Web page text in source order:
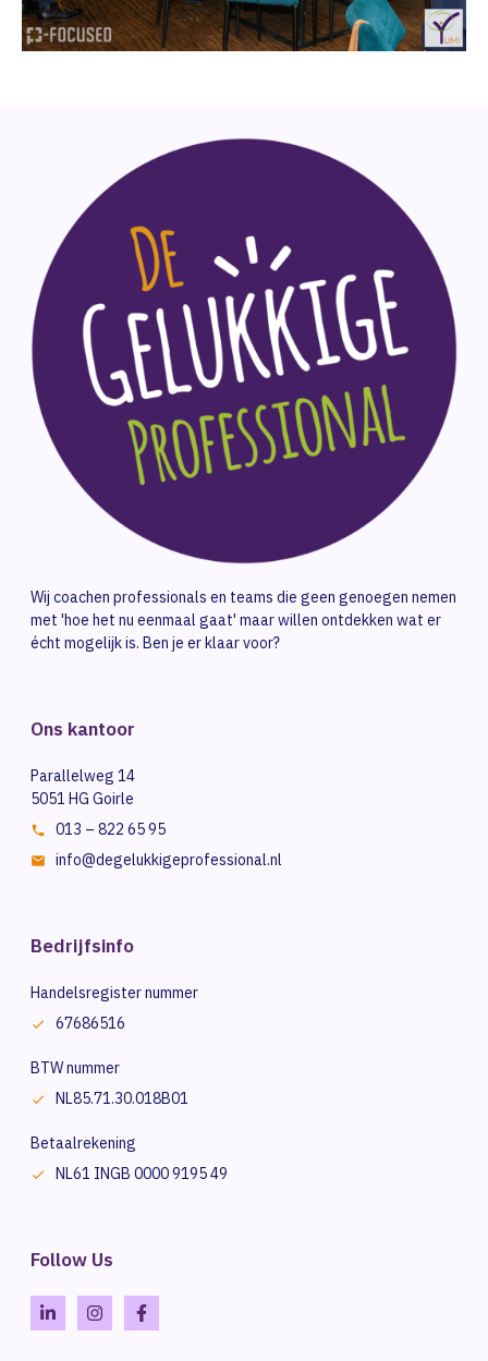
Wij coachen professionals en teams die geen genoegen nemen
met 'hoe het nu eenmaal gaat' maar willen ontdekken wat er
écht mogelijk is. Ben je er klaar voor?
Ons kantoor
Parallelweg 14
5051 HG Goirle
013 – 822 65 95
info@degelukkigeprofessional.nl
Bedrijfsinfo
Handelsregister nummer
67686516
BTW nummer
NL85.71.30.018B01
Betaalrekening
NL61 INGB 0000 9195 49
Follow Us